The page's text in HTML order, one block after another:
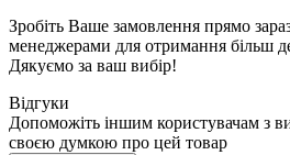
Зробіть Ваше замовлення прямо
менеджерами для отримання більш
Дякуємо за ваш вибір!
Відгуки
Допоможіть іншим користувачам з
своєю думкою про цей товар